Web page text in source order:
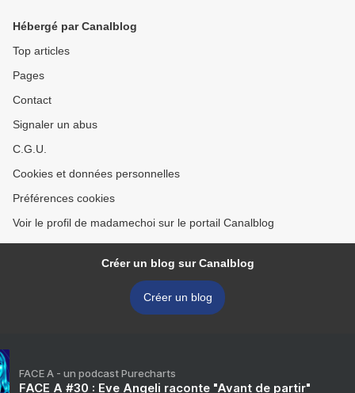
Hébergé par Canalblog
Top articles
Pages
Contact
Signaler un abus
C.G.U.
Cookies et données personnelles
Préférences cookies
Voir le profil de madamechoi sur le portail Canalblog
Créer un blog sur Canalblog
Créer un blog
FACE A - un podcast Purecharts
FACE A #30 : Eve Angeli raconte "Avant de partir"